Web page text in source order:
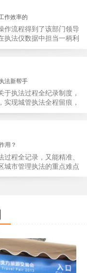
检门是否会激化矛盾。
未然。1月6号当天，南
首日，检查出10多把各类
来伤医事件屡屡发生，安
不足的问题，同时安检
作效率的
作流程得到了该部门领导
执法仪数据中担当一柄利
执法仪数据资料的管理
步到采集站中，此外设
碰到网络故障，可以从
继续上传下载未完成的部
下载，能节省时间，提
之后，执法仪数据采集
据效率。执法仪数据采
理系统，后台统计不同
据，将统计结果以图表
设置有用户操作权限管
执法仪编号绑定，保障数
每个警员的权限，明确
法新帮手
于执法过程全纪录制度，
现城管执法全程留痕，
，给城管执法工作添加
了执法仪数据采集工作
效的解决。每个采集工
备同时上传数据，队员
据线接入到采集工作站，
频、图片、日志等信
充充电、校校时，做执法
群众法律意识的逐步提
、透明"，通过工作站可
阅现场资料，直戳了当
的减少了行政相对人对
了执法的公信力。
用？
程全记录，又能精准、
城市管理执法的重点难点
作信息化中发挥着重要
将位置信息实时发送到监
上显示出设备的具体位
情况及根据执法环境迅速
置NFC芯片，可支持身
中发挥着重要的作用，
、卫生监督、城管执法、
林业园林、消防、质量